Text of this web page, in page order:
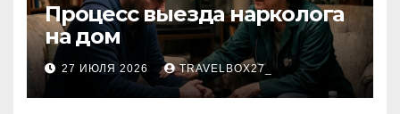
Процесс выезда нарколога
на дом
27 ИЮЛЯ 2026 TRAVELBOX27_